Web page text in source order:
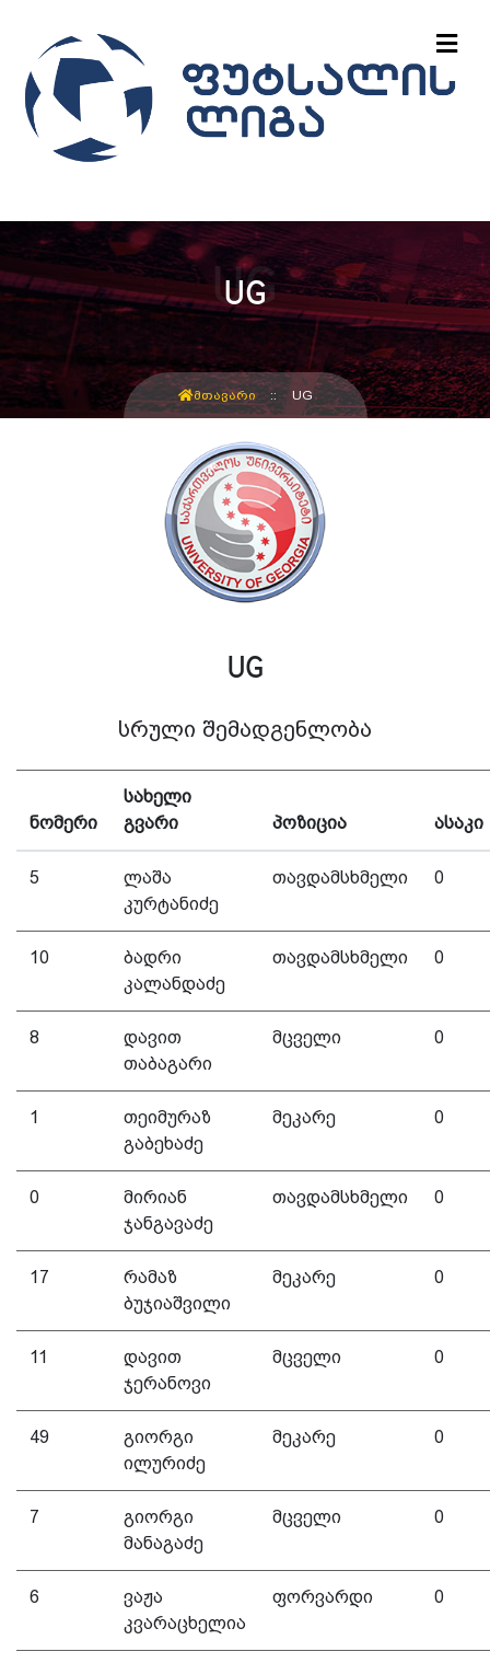
UG
ᲛᲗᲐᲕᲐᲠᲘ UG
UG
სრული შემადგენლობა
ნომერი
სახელი
გვარი
პოზიცია ასაკი
5
ლაშა
კურტანიძე
თავდამსხმელი 0
10
ბადრი
კალანდაძე
თავდამსხმელი 0
8
დავით
თაბაგარი
მცველი 0
1
თეიმურაზ
გაბეხაძე
მეკარე 0
0
მირიან
ჯანგავაძე
თავდამსხმელი 0
17
რამაზ
ბუჯიაშვილი
მეკარე 0
11
დავით
ჯერანოვი
მცველი 0
49
გიორგი
ილურიძე
მეკარე 0
7
გიორგი
მანაგაძე
მცველი 0
6
ვაჟა
კვარაცხელია
ფორვარდი 0